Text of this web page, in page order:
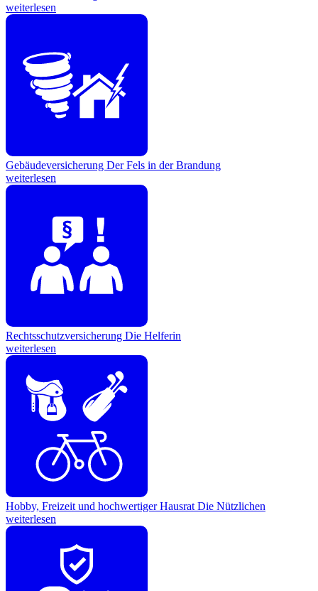
weiterlesen
Gebäudeversicherung Der Fels in der Brandung
weiterlesen
Rechtsschutzversicherung Die Helferin
weiterlesen
Hobby, Freizeit und hochwertiger Hausrat Die Nützlichen
weiterlesen